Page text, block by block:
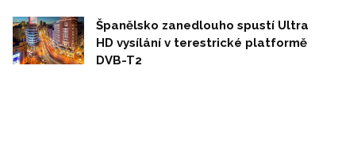
Španělsko zanedlouho spustí Ultra
HD vysílání v terestrické platformě
DVB-T2